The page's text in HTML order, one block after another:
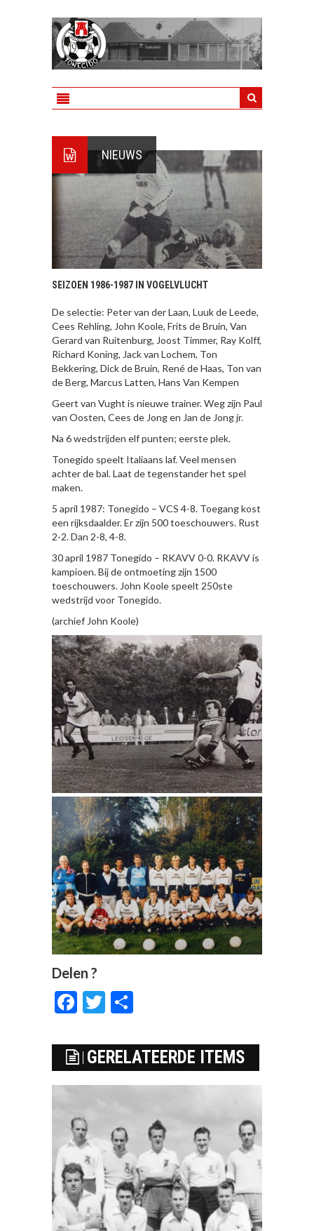
NIEUWS
SEIZOEN 1986-1987 IN VOGELVLUCHT
De selectie: Peter van der Laan, Luuk de Leede,
Cees Rehling, John Koole, Frits de Bruin, Van
Gerard van Ruitenburg, Joost Timmer, Ray Kolff,
Richard Koning, Jack van Lochem, Ton
Bekkering, Dick de Bruin, René de Haas, Ton van
de Berg, Marcus Latten, Hans Van Kempen
Geert van Vught is nieuwe trainer. Weg zijn Paul
van Oosten, Cees de Jong en Jan de Jong jr.
Na 6 wedstrijden elf punten; eerste plek.
Tonegido speelt Italiaans laf. Veel mensen
achter de bal. Laat de tegenstander het spel
maken.
5 april 1987: Tonegido – VCS 4-8. Toegang kost
een rijksdaalder. Er zijn 500 toeschouwers. Rust
2-2. Dan 2-8, 4-8.
30 april 1987 Tonegido – RKAVV 0-0. RKAVV is
kampioen. Bij de ontmoeting zijn 1500
toeschouwers. John Koole speelt 250ste
wedstrijd voor Tonegido.
(archief John Koole)
Delen ?
Facebook
Twitter
GERELATEERDE ITEMS